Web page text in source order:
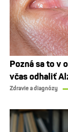
Pozná sa to v
včas odhaliť
Zdravie a diagnózy